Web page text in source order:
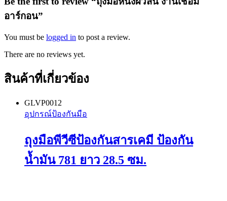
อาร์กอน”
You must be logged in to post a review.
There are no reviews yet.
สินค้าที่เกี่ยวข้อง
GLVP0012
อุปกรณ์ป้องกันมือ
ถุงมือพีวีซีป้องกันสารเคมี ป้องกัน
น้ำมัน 781 ยาว 28.5 ซม.